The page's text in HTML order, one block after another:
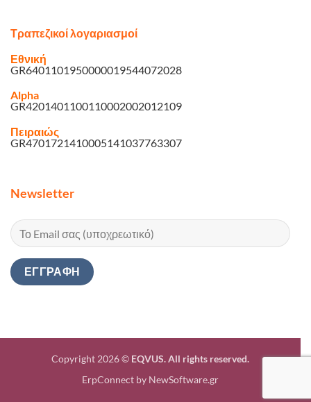
Τραπεζικοί λογαριασμοί
Εθνική
GR6401101950000019544072028
Alpha
GR4201401100110002002012109
Πειραιώς
GR4701721410005141037763307
Newsletter
Copyright 2026 © EQVUS. All rights reserved.
ErpConnect by NewSoftware.gr